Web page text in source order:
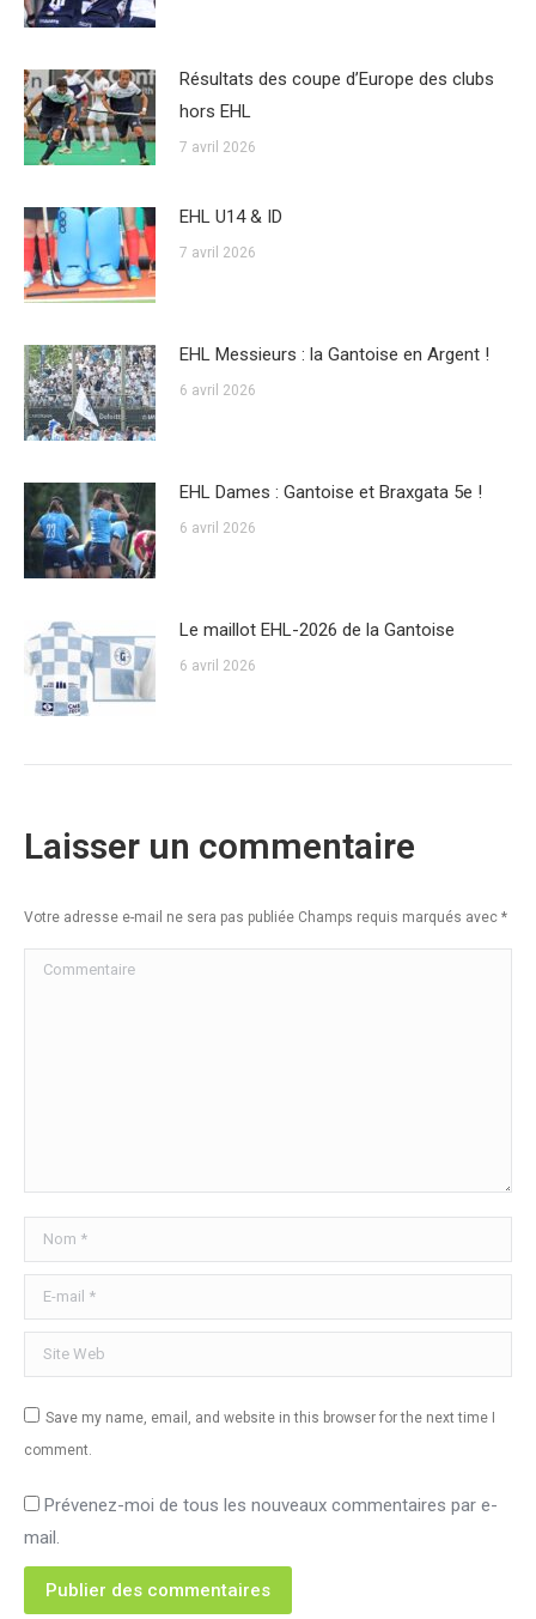
Résultats des coupe d’Europe des clubs
hors EHL
7 avril 2026
EHL U14 & ID
7 avril 2026
EHL Messieurs : la Gantoise en Argent !
6 avril 2026
EHL Dames : Gantoise et Braxgata 5e !
6 avril 2026
Le maillot EHL-2026 de la Gantoise
6 avril 2026
Laisser un commentaire
Votre adresse e-mail ne sera pas publiée Champs requis marqués avec *
Commentaire
Nom *
E-mail *
Site Web
Save my name, email, and website in this browser for the next time I
comment.
Prévenez-moi de tous les nouveaux commentaires par e-
mail.
Publier des commentaires